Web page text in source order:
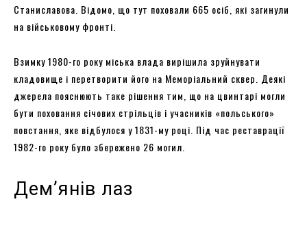
Станиславова. Відомо, що тут поховали 665 осіб, які загинули
на військовому фронті.
Взимку 1980-го року міська влада вирішила зруйнувати
кладовище і перетворити його на Меморіальний сквер. Деякі
джерела пояснюють таке рішення тим, що на цвинтарі могли
бути поховання січових стрільців і учасників «польського»
повстання, яке відбулося у 1831-му році. Під час реставрації
1982-го року було збережено 26 могил.
Дем’янів лаз